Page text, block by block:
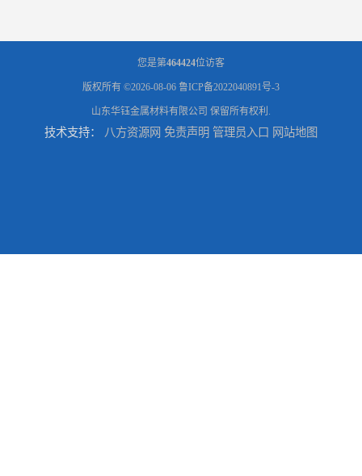
您是第464424位访客
版权所有 ©2026-08-06 鲁ICP备2022040891号-3
山东华钰金属材料有限公司 保留所有权利.
技术支持： 八方资源网 免责声明 管理员入口 网站地图